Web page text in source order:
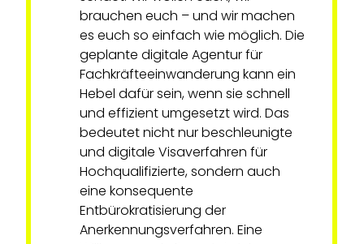
brauchen euch – und wir machen
es euch so einfach wie möglich. Die
geplante digitale Agentur für
Fachkräfteeinwanderung kann ein
Hebel dafür sein, wenn sie schnell
und effizient umgesetzt wird. Das
bedeutet nicht nur beschleunigte
und digitale Visaverfahren für
Hochqualifizierte, sondern auch
eine konsequente
Entbürokratisierung der
Anerkennungsverfahren. Eine